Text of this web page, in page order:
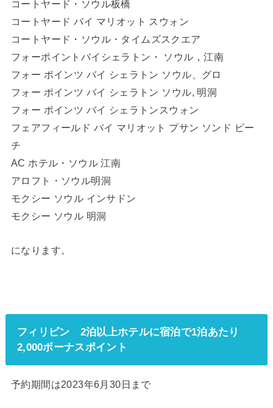
コートヤード・ソウル板橋
コートヤード バイ マリオット スウォン
コートヤード・ソウル・タイムズスクエア
フォーポイントバイシェラトン・ ソウル，江南
フォー ポインツ バイ シェラトン ソウル、グロ
フォー ポインツ バイ シェラトン ソウル, 明洞
フォー ポインツ バイ シェラトンスウォン
フェアフィールド バイ マリオット プサン ソンド ビー
チ
AC ホテル・ソウル 江南
アロフト・ソウル明洞
モクシー ソウル インサドン
モクシー ソウル 明洞
になります。
フィリピン 2泊以上ホテルに宿泊で1泊あたり
2,000ボーナスポイント
予約期間は2023年6月30日まで